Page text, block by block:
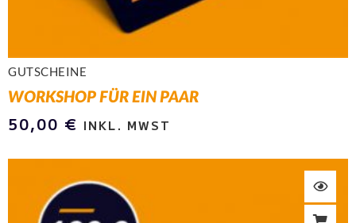
GUTSCHEINE
WORKSHOP FÜR EIN PAAR
50,00 € INKL. MWST